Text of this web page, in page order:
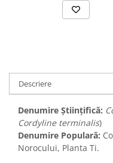
Descriere
Denumire Științifică:
Cordyline terminalis)
Denumire Populară:
Norocului, Planta Ti.